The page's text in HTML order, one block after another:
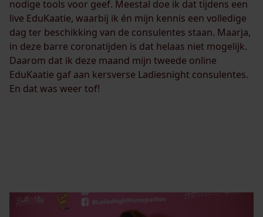
nodige tools voor geef. Meestal doe ik dat tijdens een
live EduKaatie, waarbij ik én mijn kennis een volledige
dag ter beschikking van de consulentes staan. Maarja,
in deze barre coronatijden is dat helaas niet mogelijk.
Daarom dat ik deze maand mijn tweede online
EduKaatie gaf aan kersverse Ladiesnight consulentes.
En dat was weer tof!